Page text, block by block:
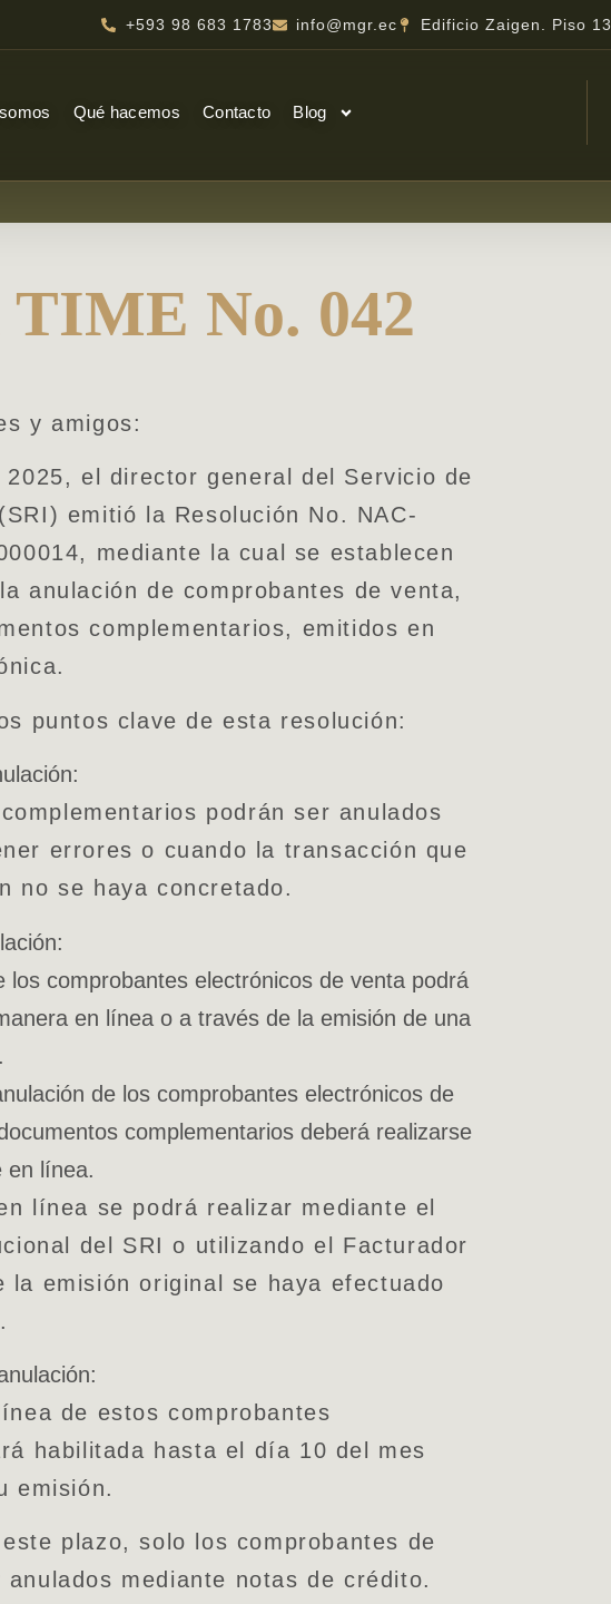
+593 98 683 1783 info@mgr.ec Edificio Zaigen. Piso 13
Qué hacemos Contacto Blog
No. 042
y amigos:
2025, el director general del Servicio de
emitió la Resolución No. NAC-
mediante la cual se establecen
anulación de comprobantes de venta,
complementarios, emitidos en
puntos clave de esta resolución:
podrán ser anulados
errores o cuando la transacción que
no se haya concretado.
los comprobantes electrónicos de venta podrá
en línea o a través de la emisión de una
de los comprobantes electrónicos de
complementarios deberá realizarse
en línea.
línea se podrá realizar mediante el
del SRI o utilizando el Facturador
la emisión original se haya efectuado
de estos comprobantes
habilitada hasta el día 10 del mes
emisión.
plazo, solo los comprobantes de
mediante notas de crédito.